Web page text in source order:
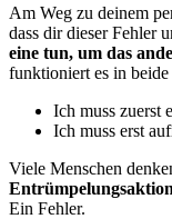
Am Weg zu deinem
dass dir dieser Fehler
eine tun, um das
funktioniert es in
Ich muss zuerst
Ich muss erst
Viele Menschen
Ein Fehler.